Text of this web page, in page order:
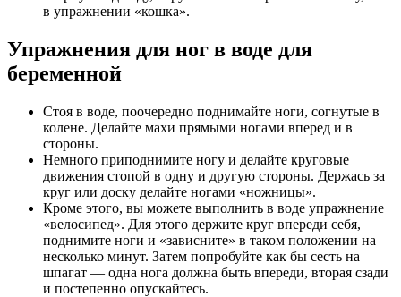
в упражнении «кошка».
Упражнения для ног в воде для
беременной
Стоя в воде, поочередно поднимайте ноги, согнутые в
колене. Делайте махи прямыми ногами вперед и в
стороны.
Немного приподнимите ногу и делайте круговые
движения стопой в одну и другую стороны. Держась за
круг или доску делайте ногами «ножницы».
Кроме этого, вы можете выполнить в воде упражнение
«велосипед». Для этого держите круг впереди себя,
поднимите ноги и «зависните» в таком положении на
несколько минут. Затем попробуйте как бы сесть на
шпагат — одна нога должна быть впереди, вторая сзади
и постепенно опускайтесь.